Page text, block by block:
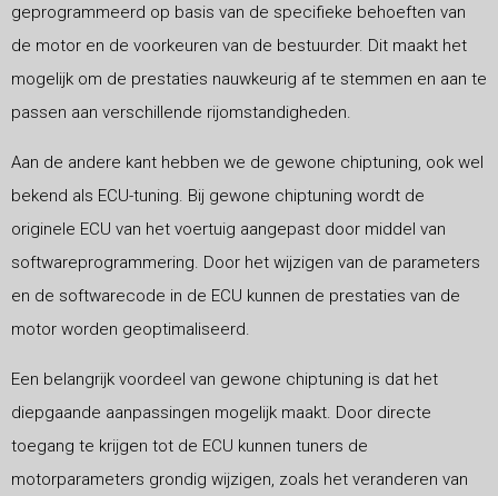
geprogrammeerd op basis van de specifieke behoeften van
de motor en de voorkeuren van de bestuurder. Dit maakt het
mogelijk om de prestaties nauwkeurig af te stemmen en aan te
passen aan verschillende rijomstandigheden.
Aan de andere kant hebben we de gewone chiptuning, ook wel
bekend als ECU-tuning. Bij gewone chiptuning wordt de
originele ECU van het voertuig aangepast door middel van
softwareprogrammering. Door het wijzigen van de parameters
en de softwarecode in de ECU kunnen de prestaties van de
motor worden geoptimaliseerd.
Een belangrijk voordeel van gewone chiptuning is dat het
diepgaande aanpassingen mogelijk maakt. Door directe
toegang te krijgen tot de ECU kunnen tuners de
motorparameters grondig wijzigen, zoals het veranderen van